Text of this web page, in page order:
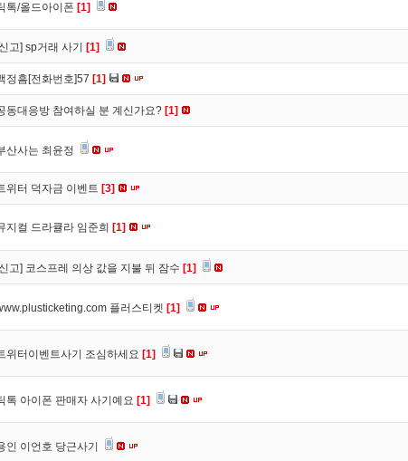
톡/올드아이폰 [1]
고] sp거래 사기 [1]
정흠[전화번호]57 [1]
동대응방 참여하실 분 계신가요? [1]
산사는 최윤정
위터 덕자금 이벤트 [3]
지컬 드라큘라 임준희 [1]
고] 코스프레 의상 값을 지불 뒤 잠수 [1]
플러스티켓 [1]
위터이벤트사기 조심하세요 [1]
톡 아이폰 판매자 사기예요 [1]
인 이언호 당근사기